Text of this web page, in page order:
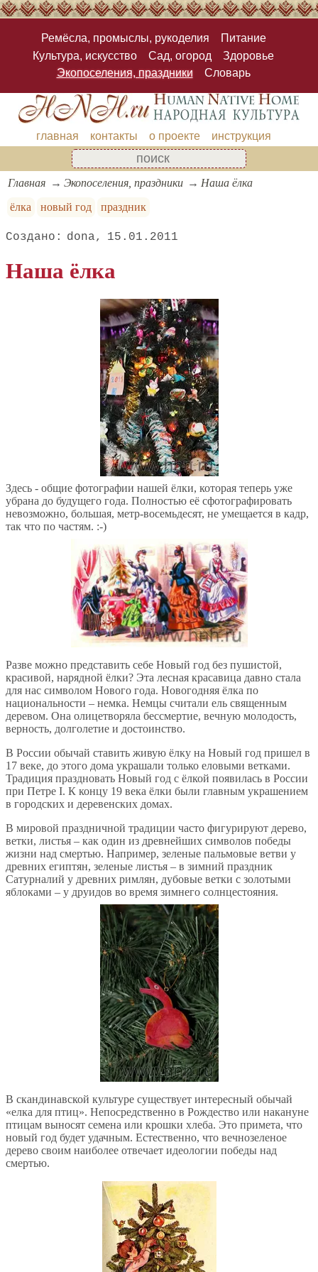
Ремёсла, промыслы, рукоделия
Питание
Культура, искусство
Сад, огород
Здоровье
Экопоселения, праздники
Словарь
главная контакты о проекте инструкция
Главная Экопоселения, праздники
Наша ёлка
ёлка
новый год праздник
dona 15.01.2011
Наша ёлка
Здесь - общие фотографии нашей ёлки, которая теперь уже
убрана до будущего года. Полностью её сфотографировать
невозможно, большая, метр-восемьдесят, не умещается в кадр,
так что по частям. :-)
Разве можно представить себе Новый год без пушистой,
красивой, нарядной ёлки? Эта лесная красавица давно стала
для нас символом Нового года. Новогодняя ёлка по
национальности – немка. Немцы считали ель священным
деревом. Она олицетворяла бессмертие, вечную молодость,
верность, долголетие и достоинство.
В России обычай ставить живую ёлку на Новый год пришел в
17 веке, до этого дома украшали только еловыми ветками.
Традиция праздновать Новый год с ёлкой появилась в России
при Петре I. К концу 19 века ёлки были главным украшением
в городских и деревенских домах.
В мировой праздничной традиции часто фигурируют дерево,
ветки, листья – как один из древнейших символов победы
жизни над смертью. Например, зеленые пальмовые ветви у
древних египтян, зеленые листья – в зимний праздник
Сатурналий у древних римлян, дубовые ветки с золотыми
яблоками – у друидов во время зимнего солнцестояния.
В скандинавской культуре существует интересный обычай
«елка для птиц». Непосредственно в Рождество или накануне
птицам выносят семена или крошки хлеба. Это примета, что
новый год будет удачным. Естественно, что вечнозеленое
дерево своим наиболее отвечает идеологии победы над
смертью.